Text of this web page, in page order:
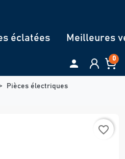
éclatées Meilleures
 0
Pièces électriques
favorite_border